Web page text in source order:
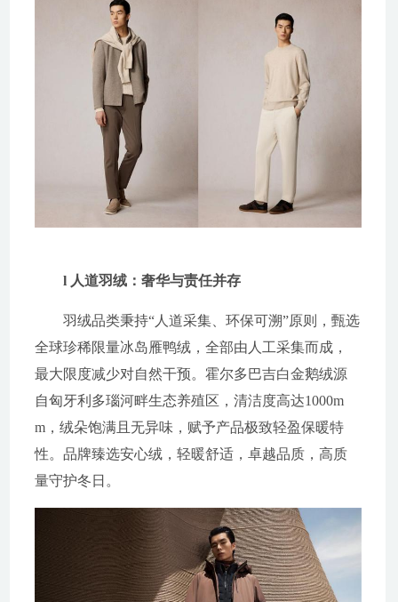
l 人道羽绒：奢华与责任并存
羽绒品类秉持“人道采集、环保可溯”原则，甄选
全球珍稀限量冰岛雁鸭绒，全部由人工采集而成，
最大限度减少对自然干预。霍尔多巴吉白金鹅绒源
自匈牙利多瑙河畔生态养殖区，清洁度高达1000m
m，绒朵饱满且无异味，赋予产品极致轻盈保暖特
性。品牌臻选安心绒，轻暖舒适，卓越品质，高质
量守护冬日。